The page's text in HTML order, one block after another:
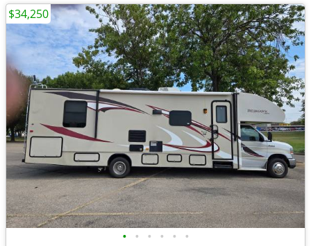
• • • • • •
$34,250